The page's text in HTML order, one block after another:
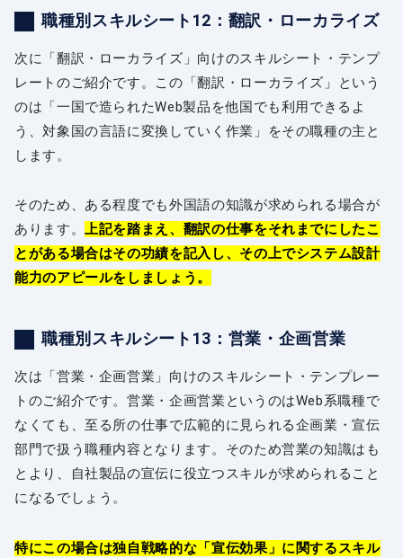
職種別スキルシート12：翻訳・ローカライズ
次に「翻訳・ローカライズ」向けのスキルシート・テンプ
レートのご紹介です。この「翻訳・ローカライズ」という
のは「一国で造られたWeb製品を他国でも利用できるよ
う、対象国の言語に変換していく作業」をその職種の主と
します。
そのため、ある程度でも外国語の知識が求められる場合が
あります。上記を踏まえ、翻訳の仕事をそれまでにしたこ
とがある場合はその功績を記入し、その上でシステム設計
能力のアピールをしましょう。
職種別スキルシート13：営業・企画営業
次は「営業・企画営業」向けのスキルシート・テンプレー
トのご紹介です。営業・企画営業というのはWeb系職種で
なくても、至る所の仕事で広範的に見られる企画業・宣伝
部門で扱う職種内容となります。そのため営業の知識はも
とより、自社製品の宣伝に役立つスキルが求められること
になるでしょう。
特にこの場合は独自戦略的な「宣伝効果」に関するスキル